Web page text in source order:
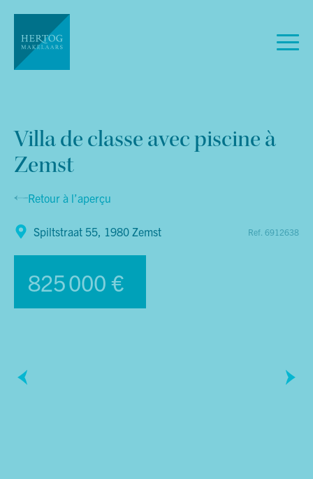
Villa de classe avec piscine à
Zemst
Retour à l’aperçu
Spiltstraat 55, 1980 Zemst Ref. 6912638
825 000 €